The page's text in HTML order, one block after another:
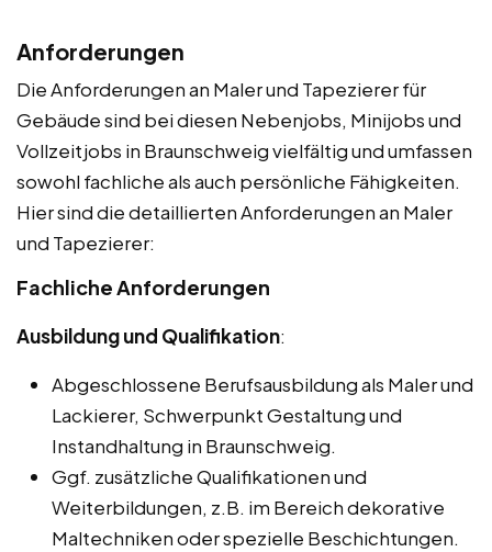
Anforderungen
Die Anforderungen an Maler und Tapezierer für
Gebäude sind bei diesen Nebenjobs, Minijobs und
Vollzeitjobs in Braunschweig vielfältig und umfassen
sowohl fachliche als auch persönliche Fähigkeiten.
Hier sind die detaillierten Anforderungen an Maler
und Tapezierer:
Fachliche Anforderungen
Ausbildung und Qualifikation:
Abgeschlossene Berufsausbildung als Maler und
Lackierer, Schwerpunkt Gestaltung und
Instandhaltung in Braunschweig.
Ggf. zusätzliche Qualifikationen und
Weiterbildungen, z.B. im Bereich dekorative
Maltechniken oder spezielle Beschichtungen.